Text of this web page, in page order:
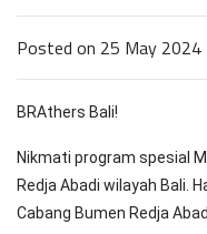
Posted on 25 May 2024
BRAthers Bali!
Nikmati program spesial
Redja Abadi wilayah Bali.
Cabang Bumen Redja